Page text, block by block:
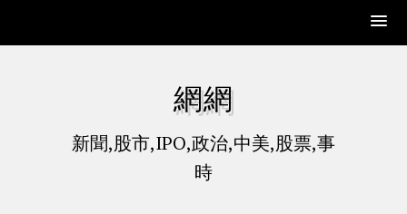
網網
新聞,股市,IPO,政治,中美,股票,事
時